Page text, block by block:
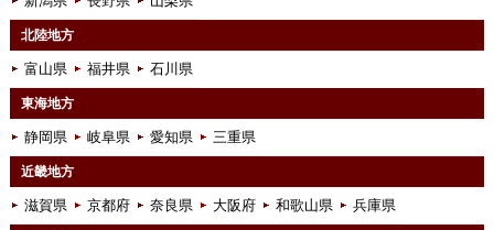
北陸地方
富山県 福井県 石川県
東海地方
静岡県 岐阜県 愛知県 三重県
近畿地方
滋賀県 京都府 奈良県 大阪府 和歌山県 兵庫県